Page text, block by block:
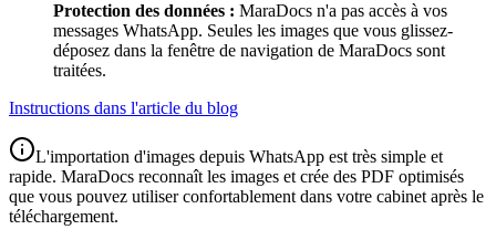
Protection des données : MaraDocs n'a pas accès à vos
messages WhatsApp. Seules les images que vous glissez-
déposez dans la fenêtre de navigation de MaraDocs sont
traitées.
Instructions dans l'article du blog
L'importation d'images depuis WhatsApp est très simple et
rapide. MaraDocs reconnaît les images et crée des PDF optimisés
que vous pouvez utiliser confortablement dans votre cabinet après le
téléchargement.